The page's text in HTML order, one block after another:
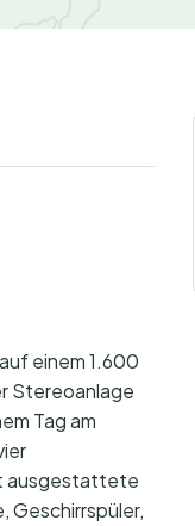
einem 1.600
Stereoanlage
Tag am
ausgestattete
Geschirrspüler,